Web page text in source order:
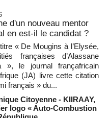
tuées dans une fusillade de
un deuxième pétrolier
deuxième pétrolier
d'un nouveau mentor
en est-il le candidat ?
« De Mougins à l’Elysée,
françaises d’Alassane
», le journal françafricain
(JA) livre cette citation
français » du...
Citoyenne - KIIRAAY,
logo « Auto-Combustion